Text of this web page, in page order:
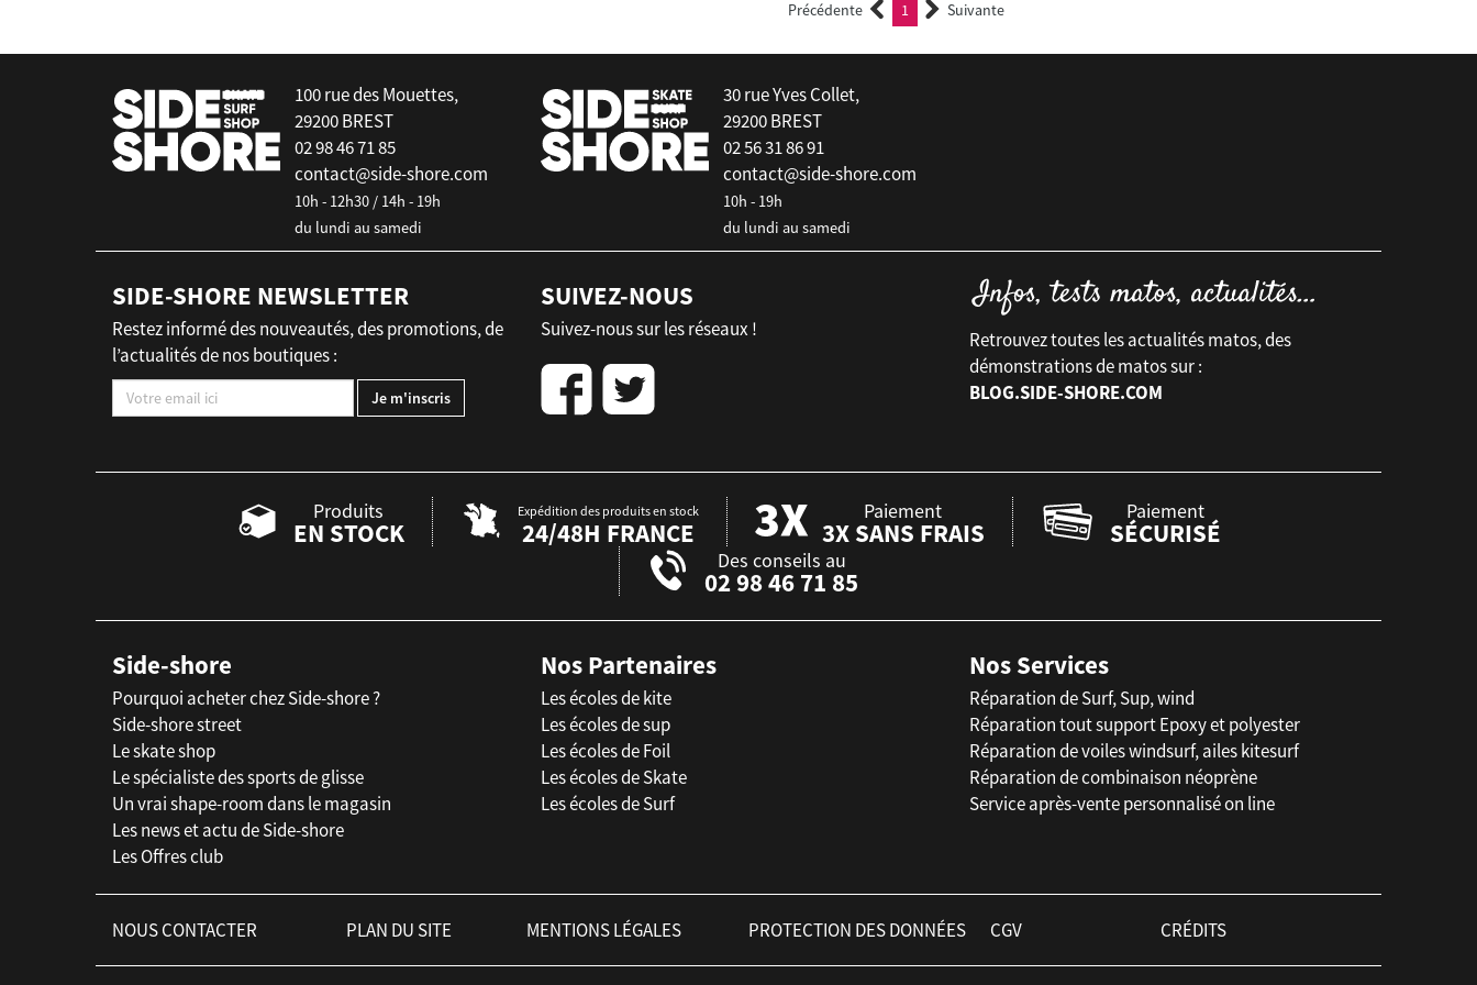
Précédente 1 (current)Suivante
100 rue des Mouettes,
29200 BREST
02 98 46 71 85
contact@side-shore.com
10h - 12h30 / 14h - 19h
du lundi au samedi
30 rue Yves Collet,
29200 BREST
02 56 31 86 91
contact@side-shore.com
10h - 19h
du lundi au samedi
SIDE-SHORE NEWSLETTER
Restez informé des nouveautés, des promotions, de
l’actualités de nos boutiques :
SUIVEZ-NOUS
Suivez-nous sur les réseaux !
Retrouvez toutes les actualités matos, des
démonstrations de matos sur :
BLOG.SIDE-SHORE.COM
Produits
EN STOCK
Expédition des produits en stock
24/48H FRANCE
Paiement
3X SANS FRAIS
Paiement
SÉCURISÉ
Des conseils au
02 98 46 71 85
Side-shore
Pourquoi acheter chez Side-shore ?
Side-shore street
Le skate shop
Le spécialiste des sports de glisse
Un vrai shape-room dans le magasin
Les news et actu de Side-shore
Les Offres club
Nos Partenaires
Les écoles de kite
Les écoles de sup
Les écoles de Foil
Les écoles de Skate
Les écoles de Surf
Nos Services
Réparation de Surf, Sup, wind
Réparation tout support Epoxy et polyester
Réparation de voiles windsurf, ailes kitesurf
Réparation de combinaison néoprène
Service après-vente personnalisé on line
NOUS CONTACTER PLAN DU SITE MENTIONS LÉGALES PROTECTION DES DONNÉES CGV CRÉDITS